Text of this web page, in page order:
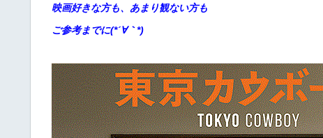
映画好きな方も、あまり観ない方も
ご参考までに(*´∀｀*)